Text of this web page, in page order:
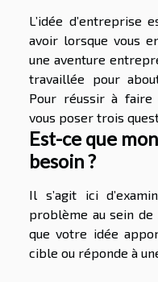
L’idée d’entreprise
avoir lorsque vous
une aventure
travaillée pour
Pour réussir à faire
vous poser trois
Est-ce que
besoin ?
Il s’agit ici
problème au sein
que votre idée
cible ou réponde à